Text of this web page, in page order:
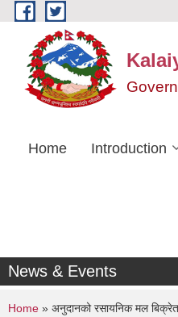
Skip to main content
Home Introduction
News & Events
You are here
Home » अनुदानको रसायनिक मल